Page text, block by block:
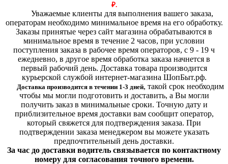
₽.
Уважаемые клиенты для выполнения вашего заказа,
операторам необходимо минимальное время на его обработку.
Заказы принятые через сайт магазина обрабатываются в
минимальное время в течение 2 часов, при условии
поступления заказа в рабочее время операторов, с 9 - 19 ч
ежедневно, в другое время обработка заказа начнется в
первый рабочий день. Доставка товара производится
курьерской службой интернет-магазина ШопБыт.рф.
Доставка производится в течении 1-3 дней, такой срок необходим
чтобы мы могли подготовить и доставить, а Вы могли
получить заказ в минимальные сроки. Точную дату и
приблизительное время доставки вам сообщит оператор,
который свяжется для подтверждения заказа. При
подтверждении заказа менеджером вы можете указать
предпочтительный день доставки.
За час до доставки водитель связывается по контактному
номеру для согласования точного времени.